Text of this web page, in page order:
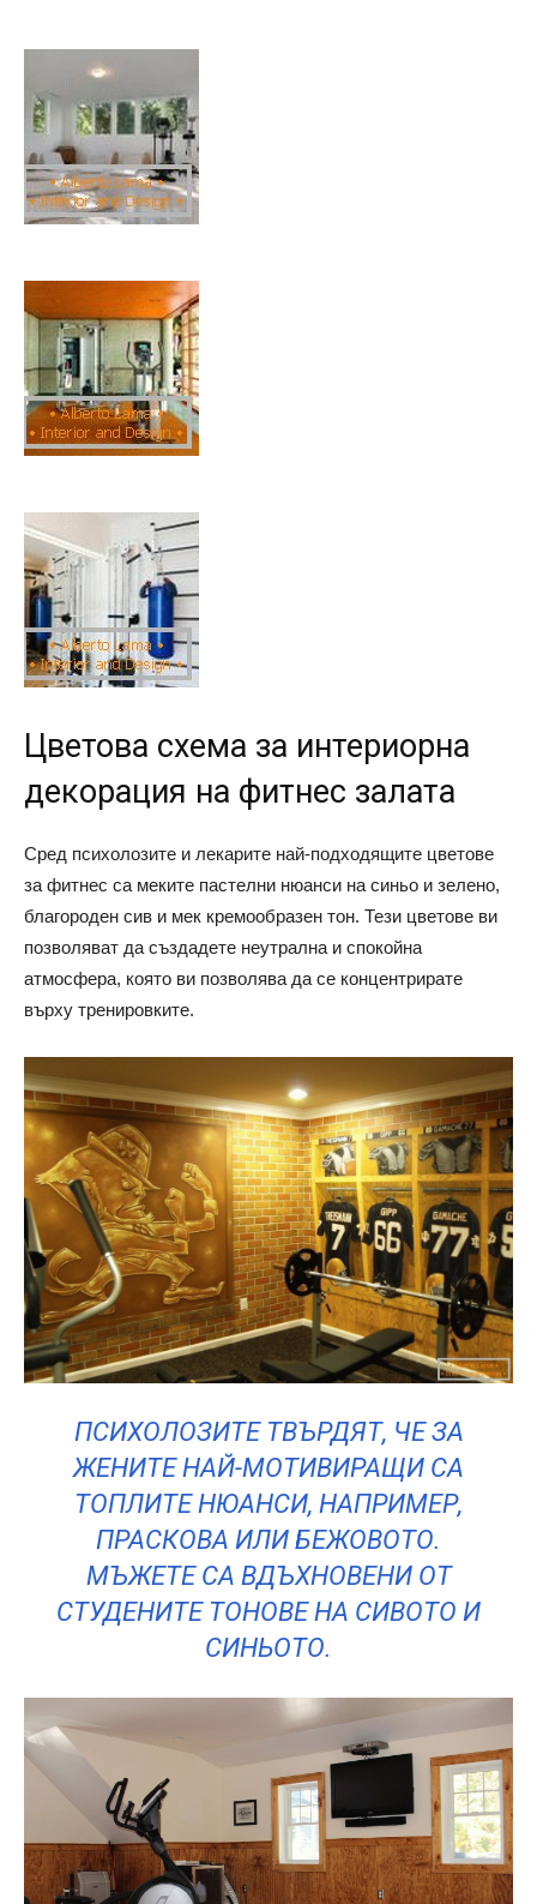
Цветова схема за интериорна
декорация на фитнес залата
Сред психолозите и лекарите най-подходящите цветове
за фитнес са меките пастелни нюанси на синьо и зелено,
благороден сив и мек кремообразен тон. Тези цветове ви
позволяват да създадете неутрална и спокойна
атмосфера, която ви позволява да се концентрирате
върху тренировките.
ПСИХОЛОЗИТЕ ТВЪРДЯТ, ЧЕ ЗА
ЖЕНИТЕ НАЙ-МОТИВИРАЩИ СА
ТОПЛИТЕ НЮАНСИ, НАПРИМЕР,
ПРАСКОВА ИЛИ БЕЖОВОТО.
МЪЖЕТЕ СА ВДЪХНОВЕНИ ОТ
СТУДЕНИТЕ ТОНОВЕ НА СИВОТО И
СИНЬОТО.